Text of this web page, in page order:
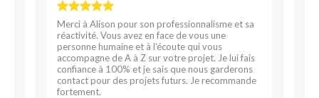
Merci à Alison pour son professionnalisme et sa
réactivité. Vous avez en face de vous une
personne humaine et à l’écoute qui vous
accompagne de A à Z sur votre projet. Je lui fais
confiance à 100% et je sais que nous garderons
contact pour des projets futurs. Je recommande
fortement.